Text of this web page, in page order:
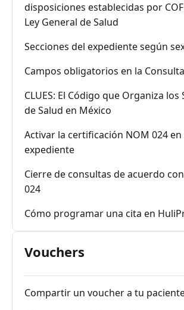
disposiciones establecidas por
Ley General de Salud
Secciones del expediente según
Campos obligatorios en la Consulta
CLUES: El Código que Organiza los
de Salud en México
Activar la certificación NOM 024 en
expediente
Cierre de consultas de acuerdo
024
Cómo programar una cita en
Vouchers
Compartir un voucher a tu